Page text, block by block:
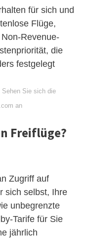
für sich und
Flüge,
Revenue-
die
festgelegt
Sehen Sie sich die
an
Freiflüge?
Zugriff auf
sich selbst, Ihre
unbegrenzte
Tarife für Sie
jährlich